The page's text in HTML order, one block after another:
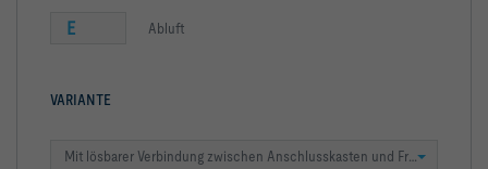
E Abluft
VARIANTE
Mit lösbarer Verbindung zwischen Anschlusskasten und Frontschiene